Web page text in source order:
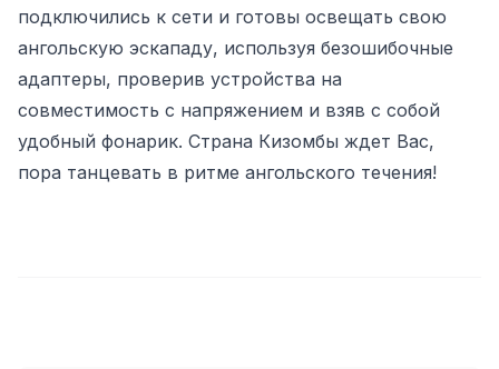
подключились к сети и готовы освещать свою
ангольскую эскападу, используя безошибочные
адаптеры, проверив устройства на
совместимость с напряжением и взяв с собой
удобный фонарик. Страна Кизомбы ждет Вас,
пора танцевать в ритме ангольского течения!